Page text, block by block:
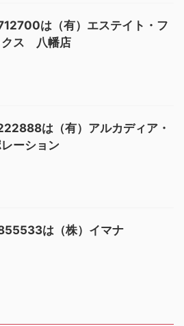
は（有）エステイト・フ
クス 八幡店
は（有）アルカディア・
ーション
は（株）イマナ